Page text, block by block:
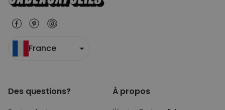
France
Des questions? À propos